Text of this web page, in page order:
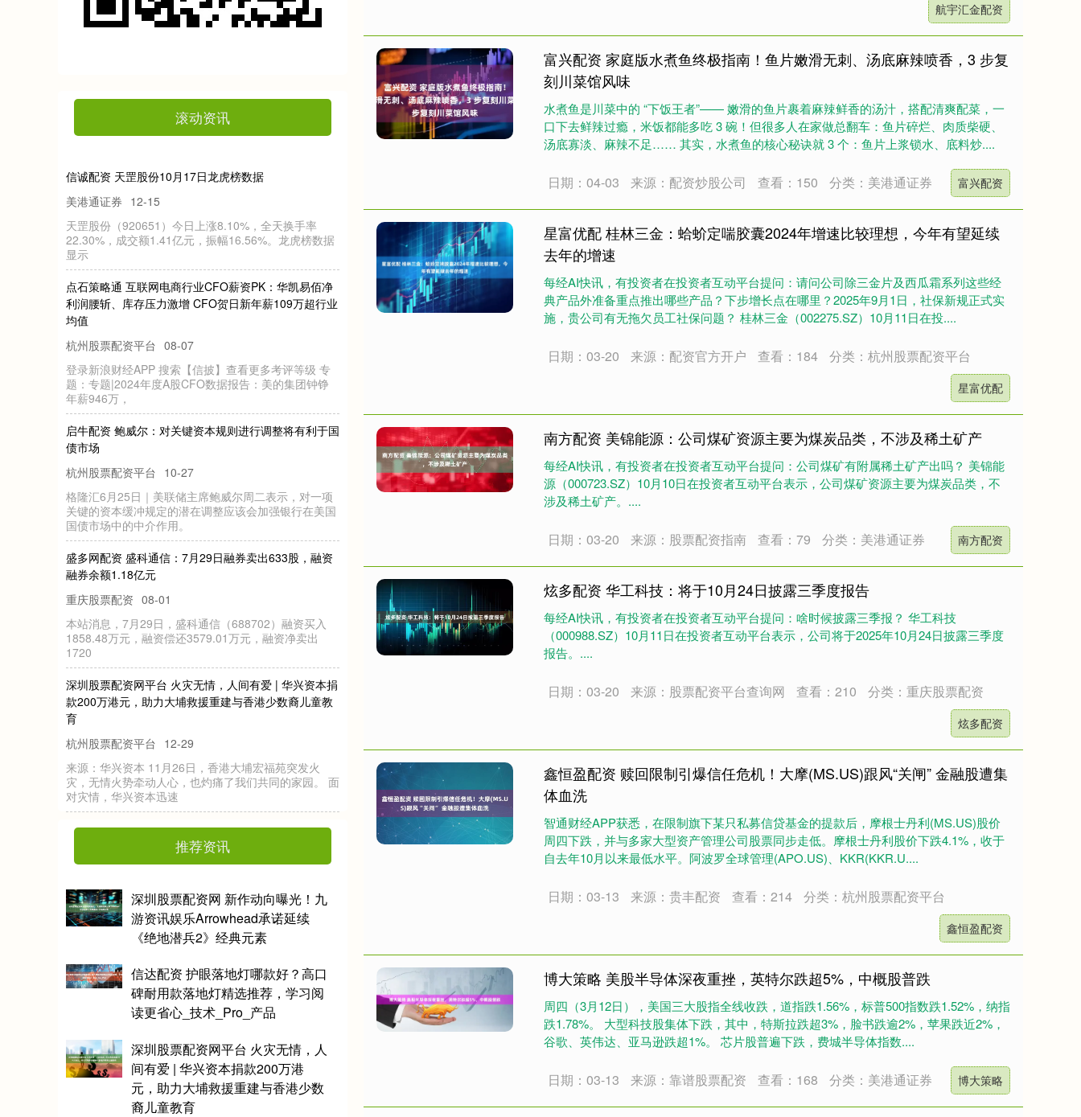
航宇汇金配资
富兴配资 家庭版水煮鱼终极指南！鱼片嫩滑无刺、汤底麻辣喷香，3 步复
刻川菜馆风味
水煮鱼是川菜中的 “下饭王者”—— 嫩滑的鱼片裹着麻辣鲜香的汤汁，搭配清爽配菜，一
口下去鲜辣过瘾，米饭都能多吃 3 碗！但很多人在家做总翻车：鱼片碎烂、肉质柴硬、
汤底寡淡、麻辣不足…… 其实，水煮鱼的核心秘诀就 3 个：鱼片上浆锁水、底料炒....
日期：04-03 来源：配资炒股公司 查看：150 分类：美港通证券 富兴配资
星富优配 桂林三金：蛤蚧定喘胶囊2024年增速比较理想，今年有望延续
去年的增速
每经AI快讯，有投资者在投资者互动平台提问：请问公司除三金片及西瓜霜系列这些经
典产品外准备重点推出哪些产品？下步增长点在哪里？2025年9月1日，社保新规正式实
施，贵公司有无拖欠员工社保问题？ 桂林三金（002275.SZ）10月11日在投....
日期：03-20 来源：配资官方开户 查看：184 分类：杭州股票配资平台
星富优配
南方配资 美锦能源：公司煤矿资源主要为煤炭品类，不涉及稀土矿产
每经AI快讯，有投资者在投资者互动平台提问：公司煤矿有附属稀土矿产出吗？ 美锦能
源（000723.SZ）10月10日在投资者互动平台表示，公司煤矿资源主要为煤炭品类，不
涉及稀土矿产。....
日期：03-20 来源：股票配资指南 查看：79 分类：美港通证券 南方配资
炫多配资 华工科技：将于10月24日披露三季度报告
每经AI快讯，有投资者在投资者互动平台提问：啥时候披露三季报？ 华工科技
（000988.SZ）10月11日在投资者互动平台表示，公司将于2025年10月24日披露三季度
报告。....
日期：03-20 来源：股票配资平台查询网 查看：210 分类：重庆股票配资
炫多配资
鑫恒盈配资 赎回限制引爆信任危机！大摩(MS.US)跟风“关闸” 金融股遭集
体血洗
智通财经APP获悉，在限制旗下某只私募信贷基金的提款后，摩根士丹利(MS.US)股价
周四下跌，并与多家大型资产管理公司股票同步走低。摩根士丹利股价下跌4.1%，收于
自去年10月以来最低水平。阿波罗全球管理(APO.US)、KKR(KKR.U....
日期：03-13 来源：贵丰配资 查看：214 分类：杭州股票配资平台
鑫恒盈配资
博大策略 美股半导体深夜重挫，英特尔跌超5%，中概股普跌
周四（3月12日），美国三大股指全线收跌，道指跌1.56%，标普500指数跌1.52%，纳指
跌1.78%。 大型科技股集体下跌，其中，特斯拉跌超3%，脸书跌逾2%，苹果跌近2%，
谷歌、英伟达、亚马逊跌超1%。 芯片股普遍下跌，费城半导体指数....
日期：03-13 来源：靠谱股票配资 查看：168 分类：美港通证券 博大策略
滚动资讯
信诚配资 天罡股份10月17日龙虎榜数据
美港通证券 12-15
天
罡
股
份
（
920651）
今
日
上
涨
8.10%，
全
天
换
手
率
22.30%，
成
交
额
1.41亿
元
，
振
幅
16.56%。
龙
虎
榜
数
据
显
示
点
石
策
略
通
互
联
网
电
商
行
业
CFO薪
资
PK：
华
凯
易
佰
净
利
润
腰
斩
、
库
存
压
力
激
增
CFO贺
日
新
年
薪
109万
超
行
业
均
值
杭州股票配资平台 08-07
登
录
新
浪
财
经
APP 搜
索
【
信
披
】
查
看
更
多
考
评
等
级
专
题
：
专
题
|2024年
度
A股
CFO数
据
报
告
：
美
的
集
团
钟
铮
年
薪
946万
，
启
牛
配
资
鲍
威
尔
：
对
关
键
资
本
规
则
进
行
调
整
将
有
利
于
国
债
市
场
杭州股票配资平台 10-27
格
隆
汇
6月
25日
｜
美
联
储
主
席
鲍
威
尔
周
二
表
示
，
对
一
项
关
键
的
资
本
缓
冲
规
定
的
潜
在
调
整
应
该
会
加
强
银
行
在
美
国
国
债
市
场
中
的
中
介
作
用
。
盛
多
网
配
资
盛
科
通
信
：
7月
29日
融
券
卖
出
633股
，
融
资
融
券
余
额
1.18亿
元
重庆股票配资 08-01
本
站
消
息
，
7月
29日
，
盛
科
通
信
（
688702）
融
资
买
入
1858.48万
元
，
融
资
偿
还
3579.01万
元
，
融
资
净
卖
出
1720
深
圳
股
票
配
资
网
平
台
火
灾
无
情
，
人
间
有
爱
| 华兴
资
本
捐
款
200万
港
元
，
助
力
大
埔救
援
重
建
与
香
港
少
数
裔
儿
童
教
育
杭州股票配资平台 12-29
来
源
：
华
兴
资
本
11月
26日
，
香
港
大
埔
宏
福
苑
突
发
火
灾
，
无
情
火
势
牵
动
人
心
，
也
灼
痛
了
我
们
共
同
的
家
园
。
面
对
灾
情
，
华
兴
资
本
迅
速
推荐资讯
深圳股票配资网 新作动向曝光！九
游资讯娱乐Arrowhead承诺延续
《绝地潜兵2》经典元素
信达配资 护眼落地灯哪款好？高口
碑耐用款落地灯精选推荐，学习阅
读更省心_技术_Pro_产品
深圳股票配资网平台 火灾无情，人
间有爱 | 华兴资本捐款200万港
元，助力大埔救援重建与香港少数
裔儿童教育